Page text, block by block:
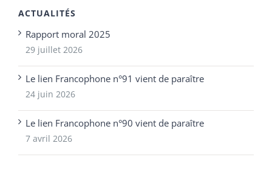
ACTUALITÉS
Rapport moral 2025
29 juillet 2026
Le lien Francophone n°91 vient de paraître
24 juin 2026
Le lien Francophone n°90 vient de paraître
7 avril 2026